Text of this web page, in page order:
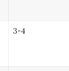
3-4